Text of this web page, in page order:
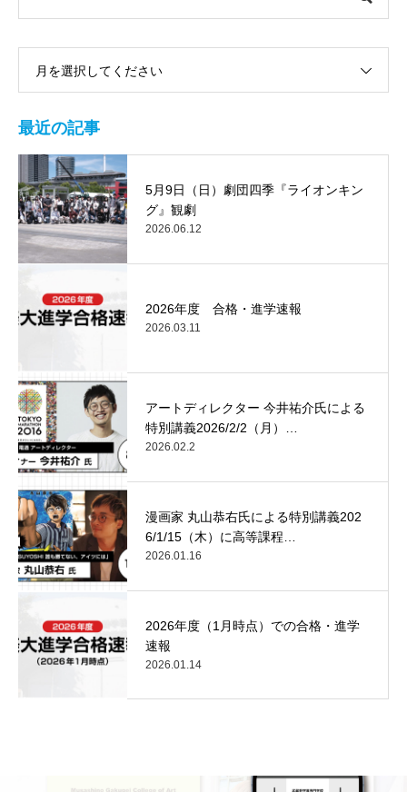
月を選択してください
最近の記事
5月9日（日）劇団四季『ライオンキン
グ』観劇
2026.06.12
2026年度 合格・進学速報
2026.03.11
アートディレクター 今井祐介氏による
特別講義2026/2/2（月）…
2026.02.2
漫画家 丸山恭右氏による特別講義202
6/1/15（木）に高等課程…
2026.01.16
2026年度（1月時点）での合格・進学
速報
2026.01.14